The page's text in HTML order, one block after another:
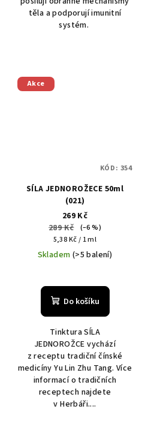
těla a podporují imunitní
systém.
Akce
SÍLA JEDNOROŽECE 50ml
(021)
269 Kč
289 Kč
(–6 %)
Měrná
cena:
5,38 Kč / 1 ml
Skladem (>5 balení)
Do košíku
Tinktura SÍLA
JEDNOROŽCE vychází
z receptu tradiční čínské
medicíny Yu Lin Zhu Tang. Více
informací o tradičních
receptech najdete
v Herbáři....
KÓD: 354